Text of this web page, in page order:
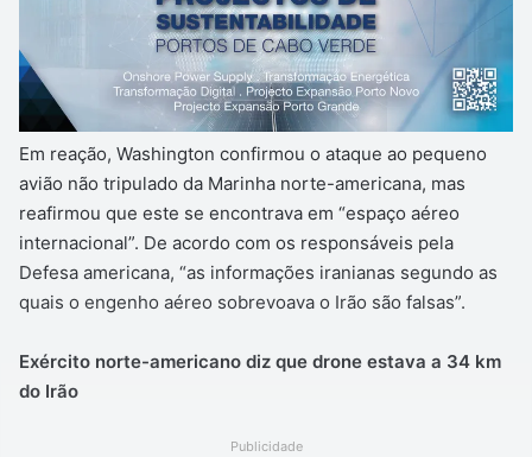
Em reação, Washington confirmou o ataque ao pequeno
avião não tripulado da Marinha norte-americana, mas
reafirmou que este se encontrava em “espaço aéreo
internacional”. De acordo com os responsáveis pela
Defesa americana, “as informações iranianas segundo as
quais o engenho aéreo sobrevoava o Irão são falsas”.
Exército norte-americano diz que drone estava a 34 km
do Irão
Publicidade